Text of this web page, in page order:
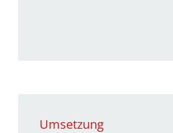
Umsetzung